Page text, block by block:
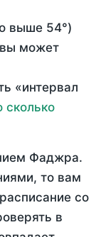
выше 54°)
может
«интервал
сколько
Фаджра.
то вам
со
в